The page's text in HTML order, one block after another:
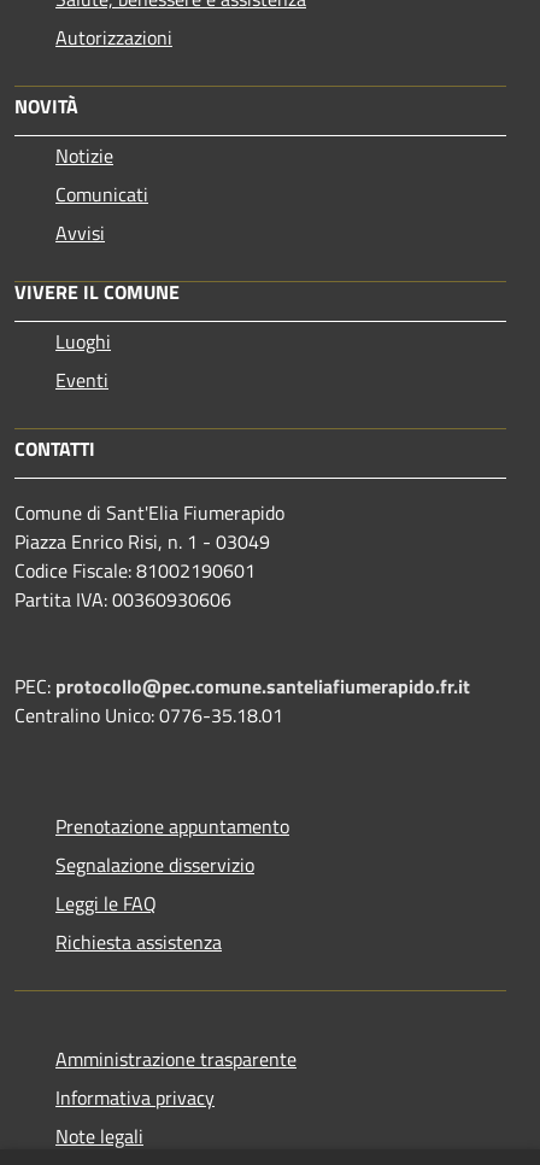
Autorizzazioni
NOVITÀ
Notizie
Comunicati
Avvisi
VIVERE IL COMUNE
Luoghi
Eventi
CONTATTI
Comune di Sant'Elia Fiumerapido
Piazza Enrico Risi, n. 1 - 03049
Codice Fiscale: 81002190601
Partita IVA: 00360930606
PEC: protocollo@pec.comune.santeliafiumerapido.fr.it
Centralino Unico: 0776-35.18.01
Prenotazione appuntamento
Segnalazione disservizio
Leggi le FAQ
Richiesta assistenza
Amministrazione trasparente
Informativa privacy
Note legali